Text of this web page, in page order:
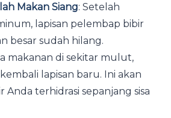
Makan Siang: Setelah
lapisan pelembap bibir
besar sudah hilang.
makanan di sekitar mulut,
lapisan baru. Ini akan
Anda terhidrasi sepanjang sisa